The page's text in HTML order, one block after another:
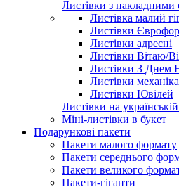
Листівки з накладними
Листівка малий
Листівки
Листівки адресні
Листівки Вітаю/
Листівки З Днем
Листівки механіка
Листівки Ювілей
Листівки на
Міні-листівки в букет
Подарункові пакети
Пакети малого формату
Пакети середнього
Пакети великого
Пакети-гіганти